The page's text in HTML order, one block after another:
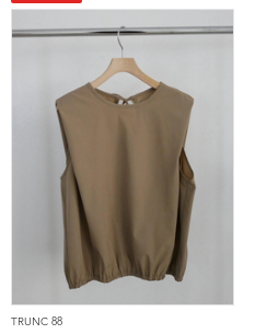
TRUNC 88